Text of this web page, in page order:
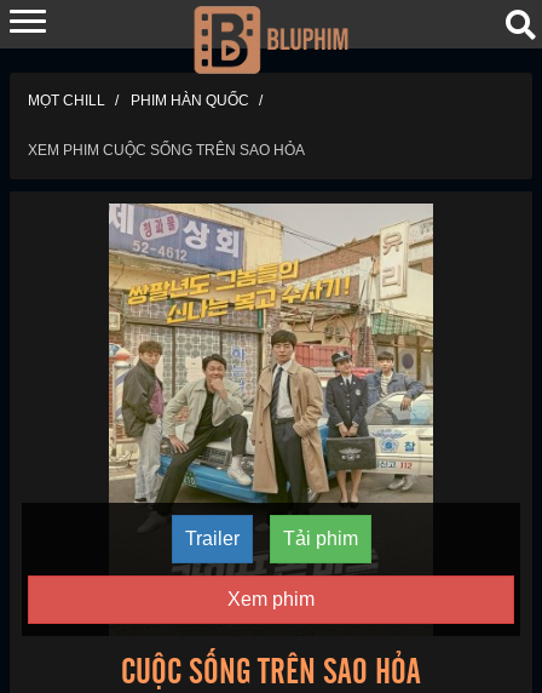
MỌT CHILL PHIM HÀN QUỐC
XEM PHIM CUỘC SỐNG TRÊN SAO HỎA​
Trailer Tải phim
Xem phim
CUỘC SỐNG TRÊN SAO HỎA​